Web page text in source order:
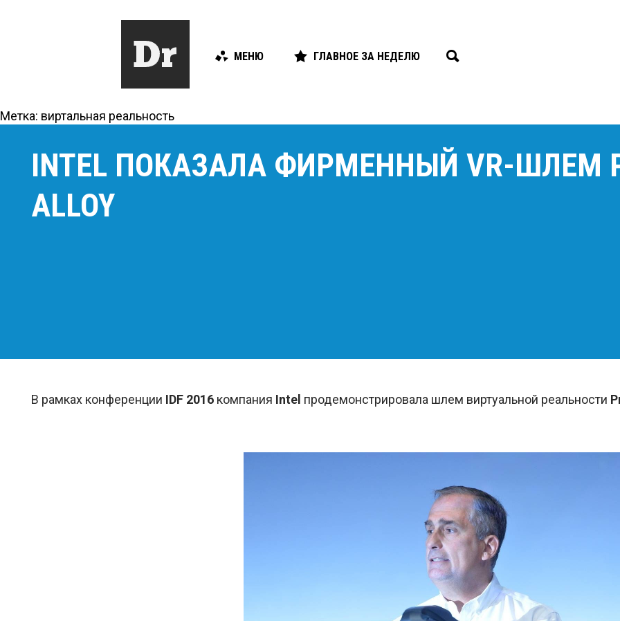
МЕНЮ ГЛАВНОЕ ЗА НЕДЕЛЮ
Метка: виртальная реальность
INTEL ПОКАЗАЛА ФИРМЕННЫЙ VR-ШЛЕМ
ALLOY
В рамках конференции IDF 2016 компания Intel продемонстрировала шлем виртуальной реальности